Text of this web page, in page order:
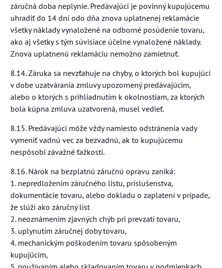
záručná doba neplynie. Predávajúci je povinný kupujúcemu
uhradiť do 14 dní odo dňa znova uplatnenej reklamácie
všetky náklady vynaložené na odborné posúdenie tovaru,
ako aj všetky s tým súvisiace účelne vynaložené náklady.
Znova uplatnenú reklamáciu nemožno zamietnuť.
8.14. Záruka sa nevzťahuje na chyby, o ktorých bol kupujúci
v dobe uzatvárania zmluvy upozornený predávajúcim,
alebo o ktorých s prihliadnutím k okolnostiam, za ktorých
bola kúpna zmluva uzatvorená, musel vedieť.
8.15. Predávajúci môže vždy namiesto odstránenia vady
vymeniť vadnú vec za bezvadnú, ak to kupujúcemu
nespôsobí závažné ťažkosti.
8.16. Nárok na bezplatnú záručnú opravu zaniká:
1. nepredložením záručného listu, príslušenstva,
dokumentácie tovaru, alebo dokladu o zaplatení v prípade,
že slúži ako záručný list
2. neoznámením zjavných chýb pri prevzatí tovaru,
3. uplynutím záručnej doby tovaru,
4. mechanickým poškodením tovaru spôsobeným
kupujúcim,